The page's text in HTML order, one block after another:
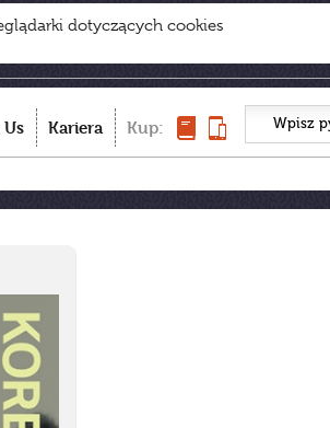
dotyczących cookies
Kariera Kup: